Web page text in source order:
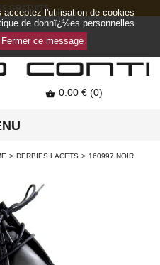
GRATUITS
 0.00 € (0)
DERBIES LACETS 160997 NOIR
l'utilisation de cookies
de donnï¿½es personnelles
Fermer ce message